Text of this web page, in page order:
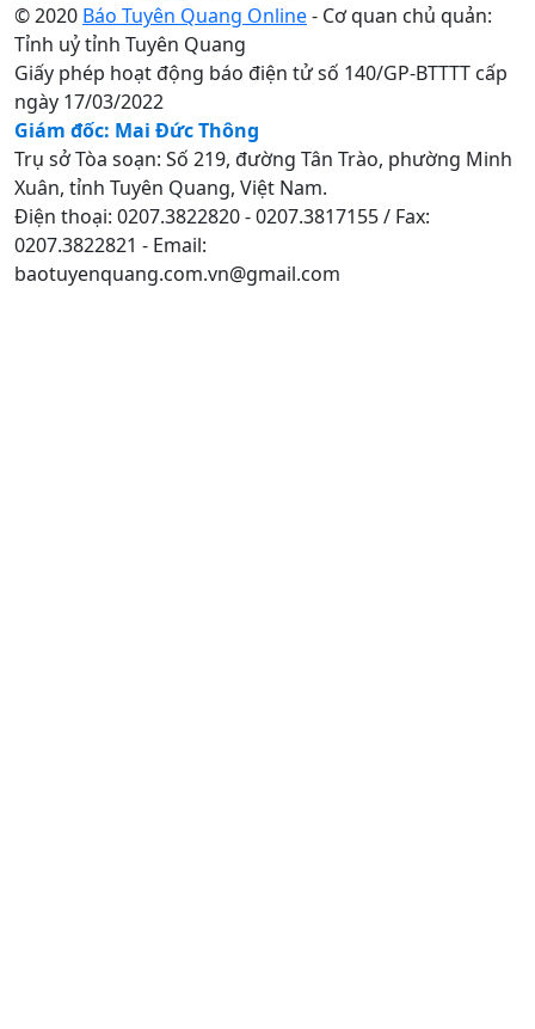
© 2020 Báo Tuyên Quang Online- Cơ quan chủ quản:
Tỉnh uỷ tỉnh Tuyên Quang
Giấy phép hoạt động báo điện tử số 140/GP-BTTTT cấp
ngày 17/03/2022
Giám đốc: Mai Đức Thông
Trụ sở Tòa soạn: Số 219, đường Tân Trào, phường Minh
Xuân, tỉnh Tuyên Quang, Việt Nam.
Điện thoại: 0207.3822820 - 0207.3817155 / Fax:
0207.3822821 - Email:
baotuyenquang.com.vn@gmail.com